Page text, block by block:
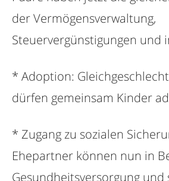
der Vermögensverwaltung,
Steuervergünstigungen und
* Adoption:
dürfen gemeinsam Kinder
* Zugang zu sozialen
Ehepartner können nun in
Gesundheitsversorgung und